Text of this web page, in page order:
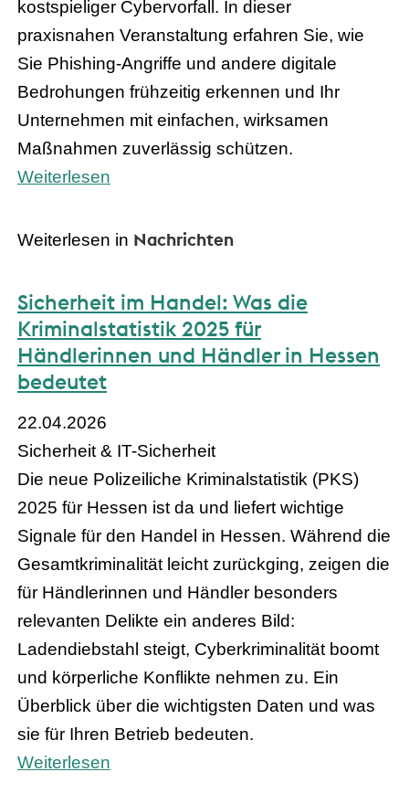
kostspieliger Cybervorfall. In dieser
praxisnahen Veranstaltung erfahren Sie, wie
Sie Phishing-Angriffe und andere digitale
Bedrohungen frühzeitig erkennen und Ihr
Unternehmen mit einfachen, wirksamen
Maßnahmen zuverlässig schützen.
Weiterlesen
Weiterlesen in Nachrichten
Sicherheit im Handel: Was die
Kriminalstatistik 2025 für
Händlerinnen und Händler in Hessen
bedeutet
22.04.2026
Sicherheit & IT-Sicherheit
Die neue Polizeiliche Kriminalstatistik (PKS)
2025 für Hessen ist da und liefert wichtige
Signale für den Handel in Hessen. Während die
Gesamtkriminalität leicht zurückging, zeigen die
für Händlerinnen und Händler besonders
relevanten Delikte ein anderes Bild:
Ladendiebstahl steigt, Cyberkriminalität boomt
und körperliche Konflikte nehmen zu. Ein
Überblick über die wichtigsten Daten und was
sie für Ihren Betrieb bedeuten.
Weiterlesen